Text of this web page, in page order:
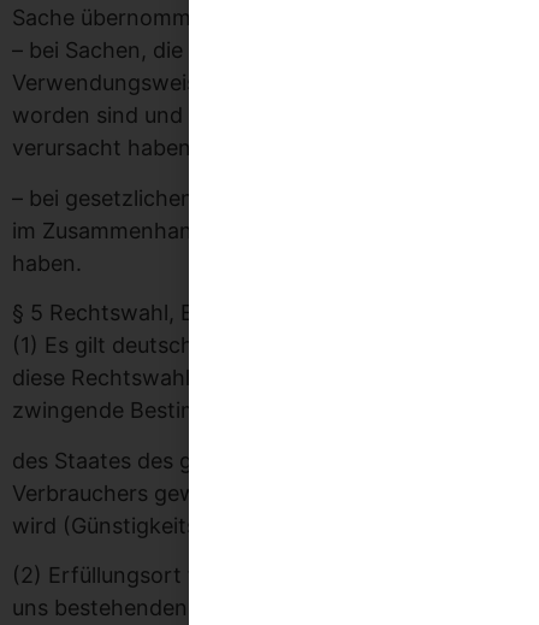
Sache übernommen haben;
– bei Sachen, die entsprechend ihrer üblichen
Verwendungsweise für ein Bauwerk verwendet
worden sind und dessen Mangelhaftigkeit
verursacht haben;
– bei gesetzlichen Rückgriffsansprüchen, die Sie
im Zusammenhang mit Mängelrechten gegen uns
haben.
§ 5 Rechtswahl, Erfüllungsort, Gerichtsstand
(1) Es gilt deutsches Recht. Bei Verbrauchern gilt
diese Rechtswahl nur, soweit hierdurch der durch
zwingende Bestimmungen des Rechts
des Staates des gewöhnlichen Aufenthaltes des
Verbrauchers gewährte Schutz nicht entzogen
wird (Günstigkeitsprinzip).
(2) Erfüllungsort für alle Leistungen aus den mit
uns bestehenden Geschäftsbeziehungen sowie